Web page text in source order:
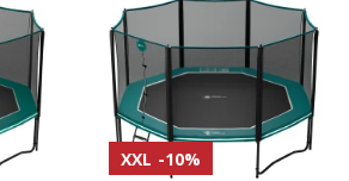
XXL -10%